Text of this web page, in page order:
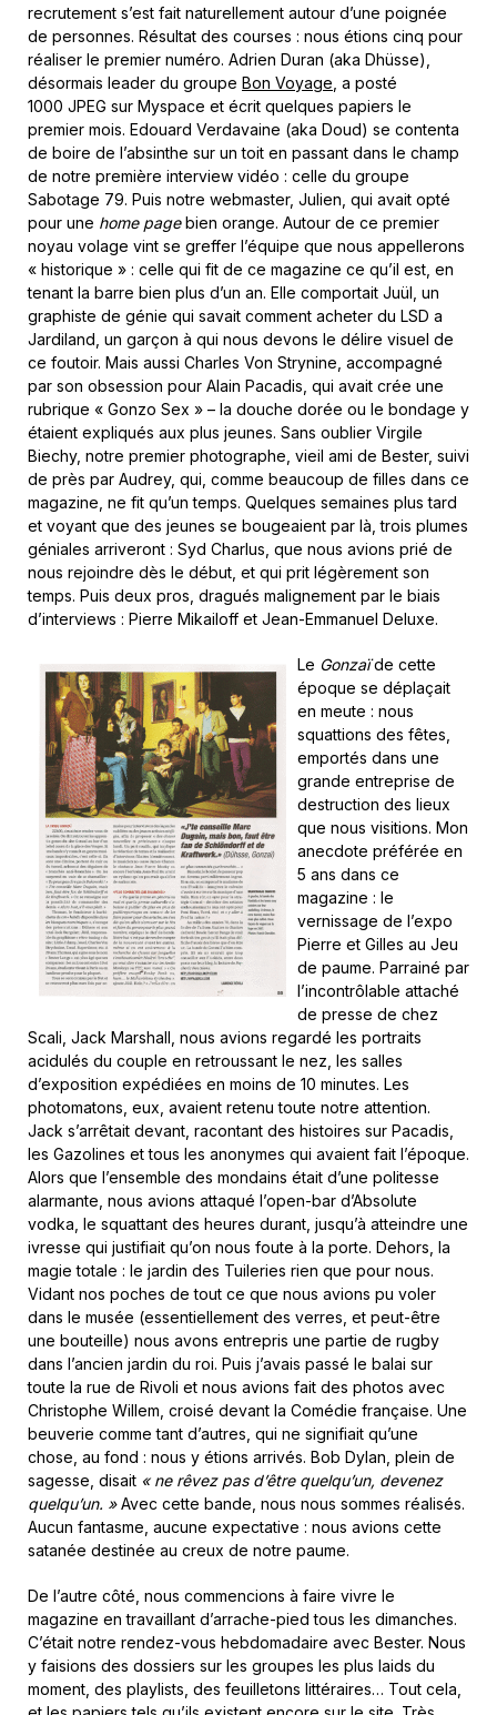
recrutement s’est fait naturellement autour d’une poignée
de personnes. Résultat des courses : nous étions cinq pour
réaliser le premier numéro. Adrien Duran (aka Dhüsse),
désormais leader du groupe Bon Voyage , a posté
1000 JPEG sur Myspace et écrit quelques papiers le
premier mois. Edouard Verdavaine (aka Doud) se contenta
de boire de l’absinthe sur un toit en passant dans le champ
de notre première interview vidéo : celle du groupe
Sabotage 79. Puis notre webmaster, Julien, qui avait opté
pour une home pagebien orange. Autour de ce premier
noyau volage vint se greffer l’équipe que nous appellerons
« historique » : celle qui fit de ce magazine ce qu’il est, en
tenant la barre bien plus d’un an. Elle comportait Juül, un
graphiste de génie qui savait comment acheter du LSD a
Jardiland, un garçon à qui nous devons le délire visuel de
ce foutoir. Mais aussi Charles Von Strynine, accompagné
par son obsession pour Alain Pacadis, qui avait crée une
rubrique « Gonzo Sex » – la douche dorée ou le bondage y
étaient expliqués aux plus jeunes. Sans oublier Virgile
Biechy, notre premier photographe, vieil ami de Bester, suivi
de près par Audrey, qui, comme beaucoup de filles dans ce
magazine, ne fit qu’un temps. Quelques semaines plus tard
et voyant que des jeunes se bougeaient par là, trois plumes
géniales arriveront : Syd Charlus, que nous avions prié de
nous rejoindre dès le début, et qui prit légèrement son
temps. Puis deux pros, dragués malignement par le biais
d’interviews : Pierre Mikailoff et Jean-Emmanuel Deluxe.
Le Gonzaïde cette
époque se déplaçait
en meute : nous
squattions des fêtes,
emportés dans une
grande entreprise de
destruction des lieux
que nous visitions. Mon
anecdote préférée en
5 ans dans ce
magazine : le
vernissage de l’expo
Pierre et Gilles au Jeu
de paume. Parrainé par
l’incontrôlable attaché
de presse de chez
Scali, Jack Marshall, nous avions regardé les portraits
acidulés du couple en retroussant le nez, les salles
d’exposition expédiées en moins de 10 minutes. Les
photomatons, eux, avaient retenu toute notre attention.
Jack s’arrêtait devant, racontant des histoires sur Pacadis,
les Gazolines et tous les anonymes qui avaient fait l’époque.
Alors que l’ensemble des mondains était d’une politesse
alarmante, nous avions attaqué l’open-bar d’Absolute
vodka, le squattant des heures durant, jusqu’à atteindre une
ivresse qui justifiait qu’on nous foute à la porte. Dehors, la
magie totale : le jardin des Tuileries rien que pour nous.
Vidant nos poches de tout ce que nous avions pu voler
dans le musée (essentiellement des verres, et peut-être
une bouteille) nous avons entrepris une partie de rugby
dans l’ancien jardin du roi. Puis j’avais passé le balai sur
toute la rue de Rivoli et nous avions fait des photos avec
Christophe Willem, croisé devant la Comédie française. Une
beuverie comme tant d’autres, qui ne signifiait qu’une
chose, au fond : nous y étions arrivés. Bob Dylan, plein de
sagesse, disait « ne rêvez pas d’être quelqu’un, devenez
quelqu’un. »Avec cette bande, nous nous sommes réalisés.
Aucun fantasme, aucune expectative : nous avions cette
satanée destinée au creux de notre paume.
De l’autre côté, nous commencions à faire vivre le
magazine en travaillant d’arrache-pied tous les dimanches.
C’était notre rendez-vous hebdomadaire avec Bester. Nous
y faisions des dossiers sur les groupes les plus laids du
moment, des playlists, des feuilletons littéraires… Tout cela,